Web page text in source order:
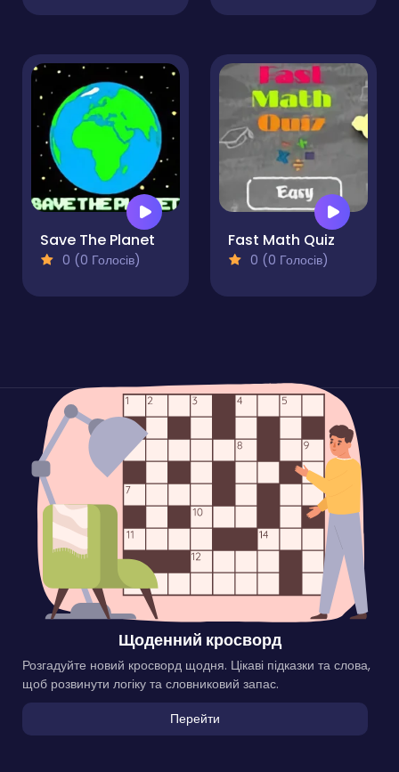
Save The Planet
0 (0 Голосів)
Fast Math Quiz
0 (0 Голосів)
Щоденний кросворд
Розгадуйте новий кросворд щодня. Цікаві підказки та слова,
щоб розвинути логіку та словниковий запас.
Перейти